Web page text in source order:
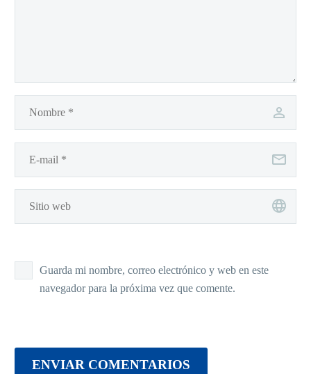
Guarda mi nombre, correo electrónico y web en este
navegador para la próxima vez que comente.
ENVIAR COMENTARIOS